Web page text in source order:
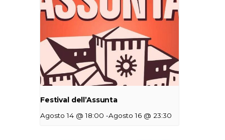
Festival dell’Assunta
Agosto 14 @ 18:00 -Agosto 16 @ 23:30